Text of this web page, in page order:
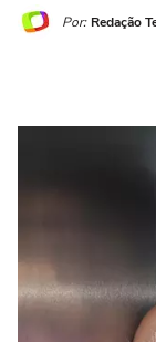
Por: Redação